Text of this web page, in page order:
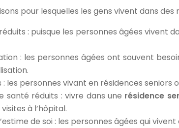
pour lesquelles les gens vivent dans
: puisque les personnes âgées vivent
: les personnes âgées ont souvent
: les personnes vivant en résidences
santé réduits : vivre dans une résidence
à l’hôpital.
de soi : les personnes âgées qui